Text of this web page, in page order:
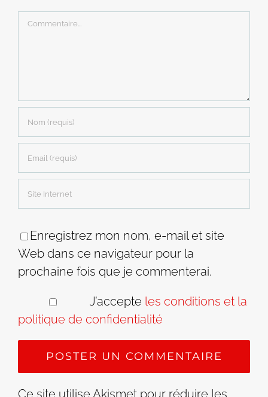
Commentaire
Enregistrez mon nom, e-mail et site
Web dans ce navigateur pour la
prochaine fois que je commenterai.
J’accepte les conditions et la
politique de confidentialité
Ce site utilise Akismet pour réduire les